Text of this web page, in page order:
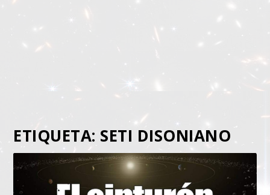
ETIQUETA: SETI DISONIANO